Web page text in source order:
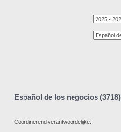
Español de los negocios (3718)
Coördinerend verantwoordelijke: